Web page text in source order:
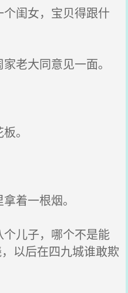
闺女，宝贝得跟什
老大同意见一面。
。
着一根烟。
儿子，哪个不是能
以后在四九城谁敢欺